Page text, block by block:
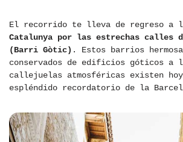
El recorrido te lleva de regreso a
Catalunya por las estrechas calles
(Barri Gòtic) . Estos barrios
conservados de edificios góticos a
callejuelas atmosféricas existen hoy
espléndido recordatorio de la